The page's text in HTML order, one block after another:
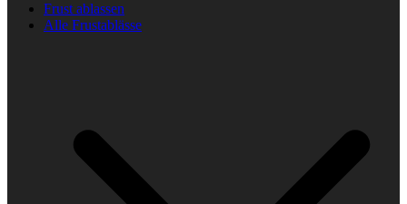
Frust ablassen
Alle Frustablässe